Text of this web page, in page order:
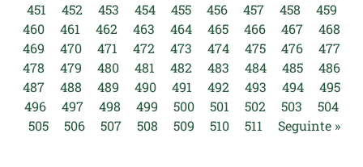
451
452 453 454 455 456 457 458
459
460
461 462 463 464 465 466 467
468
469
470 471 472 473 474 475 476
477
478
479 480 481 482 483 484 485
486
487
488 489 490 491 492 493 494
495
496
497 498 499 500 501 502 503
504
505
506 507 508 509 510 511 Seguinte »